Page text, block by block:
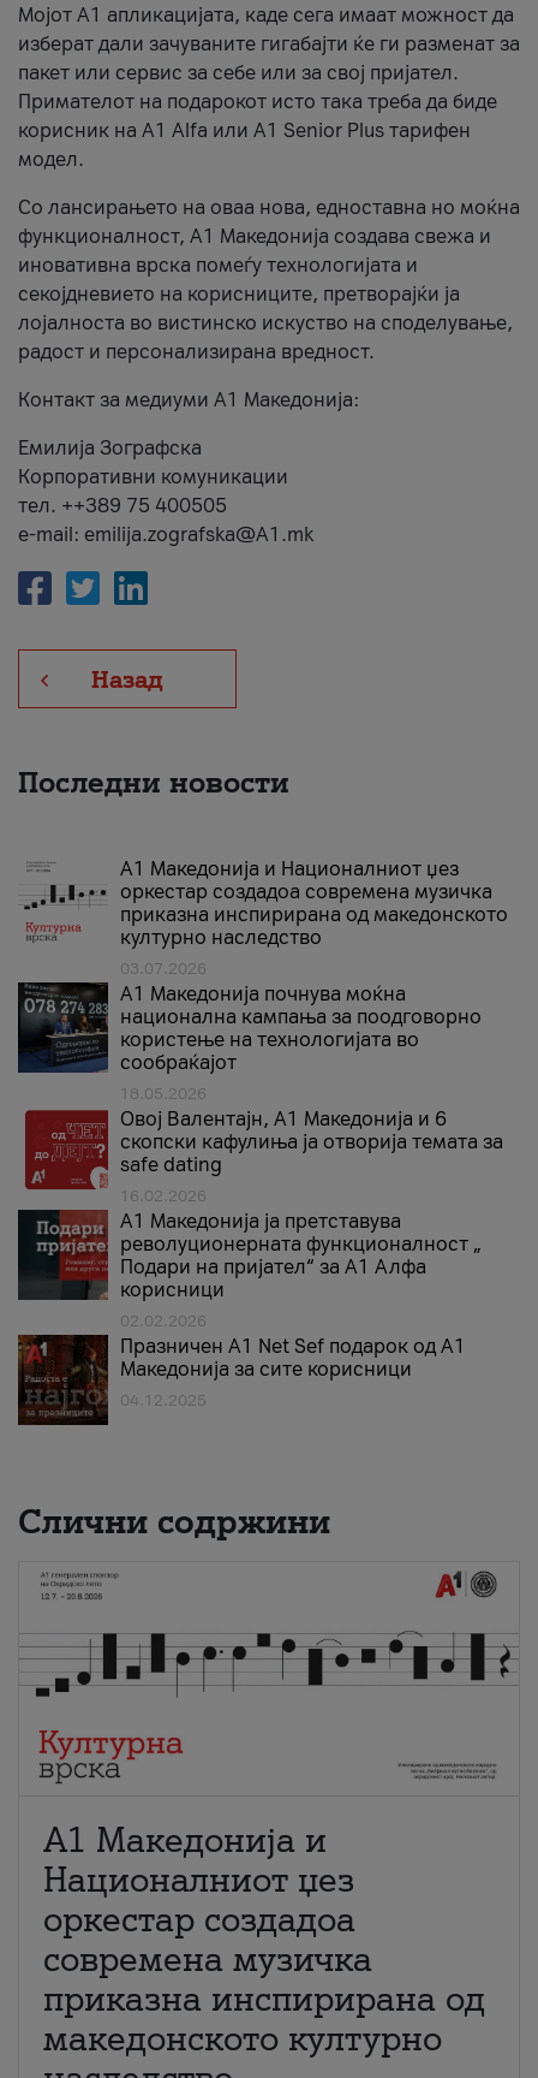
Мојот А1 апликацијата, каде сега имаат можност да
изберат дали зачуваните гигабајти ќе ги разменат за
пакет или сервис за себе или за свој пријател.
Примателот на подарокот исто така треба да биде
корисник на А1 Alfa или A1 Senior Plus тарифен
модел.
Со лансирањето на оваа нова, едноставна но моќна
функционалност, А1 Македонија создава свежа и
иновативна врска помеѓу технологијата и
секојдневието на корисниците, претворајќи ја
лојалноста во вистинско искуство на споделување,
радост и персонализирана вредност.
Контакт за медиуми А1 Македонија:
Емилија Зографска
Корпоративни комуникации
тел. ++389 75 400505
e-mail: emilija.zografska@A1.mk
Назад
Последни новости
А1 Македонија и Националниот џез
оркестар создадоа современа музичка
приказна инспирирана од македонското
културно наследство
03.07.2026
A1 Македонија почнува моќна
национална кампања за поодговорно
користење на технологијата во
сообраќајот
18.05.2026
Овој Валентајн, A1 Македонија и 6
скопски кафулиња ја отворија темата за
safe dating
16.02.2026
А1 Македонија ја претставува
револуционерната функционалност „
Подари на пријател“ за А1 Алфа
корисници
02.02.2026
Празничен A1 Net Sеf подарок од А1
Македонија за сите корисници
04.12.2025
Слични содржини
А1 Македонија и
Националниот џез
оркестар создадоа
современа музичка
приказна инспирирана од
македонското културно